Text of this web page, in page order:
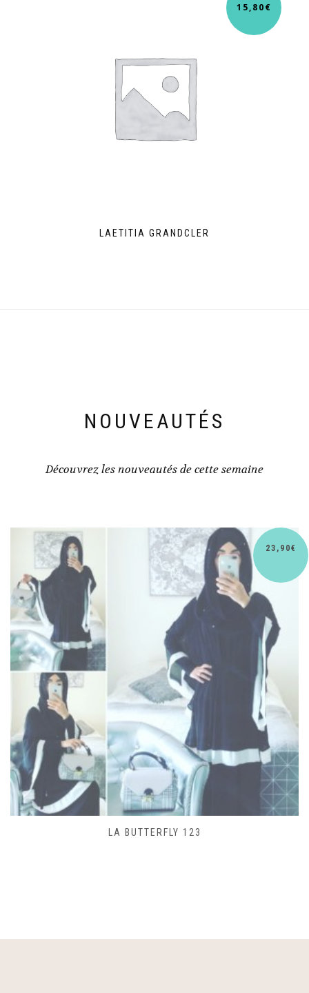
LAETITIA GRANDCLER
15,80€
NOUVEAUTÉS
Découvrez les nouveautés de cette semaine
SAC LACET 480
30,90